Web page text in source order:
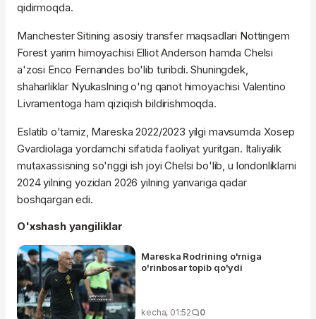
qidirmoqda.
Manchester Sitining asosiy transfer maqsadlari Nottingem
Forest yarim himoyachisi Elliot Anderson hamda Chelsi
a'zosi Enco Fernandes bo'lib turibdi. Shuningdek,
shaharliklar Nyukaslning o'ng qanot himoyachisi Valentino
Livramentoga ham qiziqish bildirishmoqda.
Eslatib o'tamiz, Mareska 2022/2023 yilgi mavsumda Xosep
Gvardiolaga yordamchi sifatida faoliyat yuritgan. Italiyalik
mutaxassisning so'nggi ish joyi Chelsi bo'lib, u londonliklarni
2024 yilning yozidan 2026 yilning yanvariga qadar
boshqargan edi.
O'xshash yangiliklar
Mareska Rodrining o'rniga
o'rinbosar topib qo'ydi
kecha, 01:52 0